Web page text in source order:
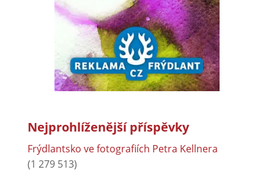
Nejprohlíženější příspěvky
Frýdlantsko ve fotografiích Petra Kellnera
(1 279 513)